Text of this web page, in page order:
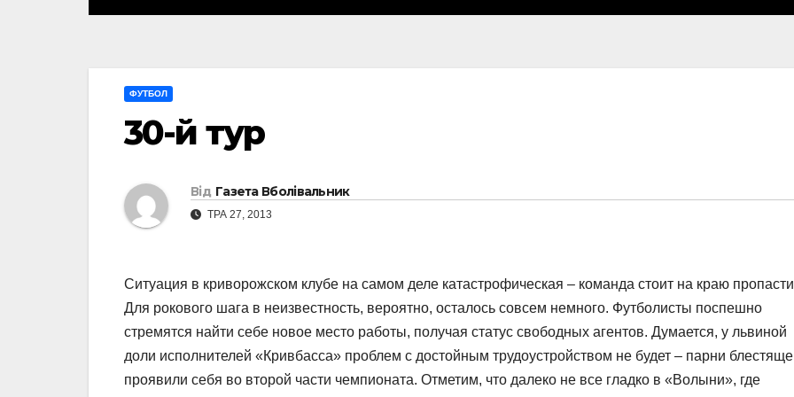
ФУТБОЛ
30-й тур
Від Газета Вболівальник
ТРА 27, 2013
Ситуация в криворожском клубе на самом деле катастрофическая – команда стоит на краю
Для рокового шага в неизвестность, вероятно, осталось совсем немного. Футболисты поспешно
стремятся найти себе новое место работы, получая статус свободных агентов. Думается, у львиной
доли исполнителей «Кривбасса» проблем с достойным трудоустройством не будет – парни блестяще
проявили себя во второй части чемпионата. Отметим, что далеко не все гладко в «Волыни», где